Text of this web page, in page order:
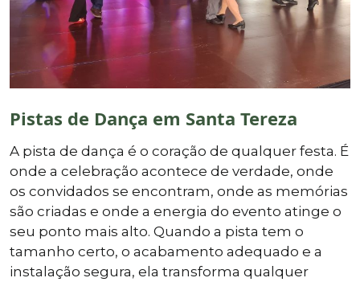
Pistas de Dança em Santa Tereza
A pista de dança é o coração de qualquer festa. É
onde a celebração acontece de verdade, onde
os convidados se encontram, onde as memórias
são criadas e onde a energia do evento atinge o
seu ponto mais alto. Quando a pista tem o
tamanho certo, o acabamento adequado e a
instalação segura, ela transforma qualquer